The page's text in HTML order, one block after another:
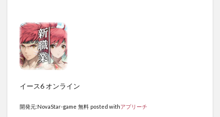
イース6 オンライン
開発元:NovaStar-game 無料 posted withアプリーチ